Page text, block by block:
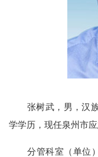
张树武， 男，汉
学学历，现任泉州市
分管科室（单位）